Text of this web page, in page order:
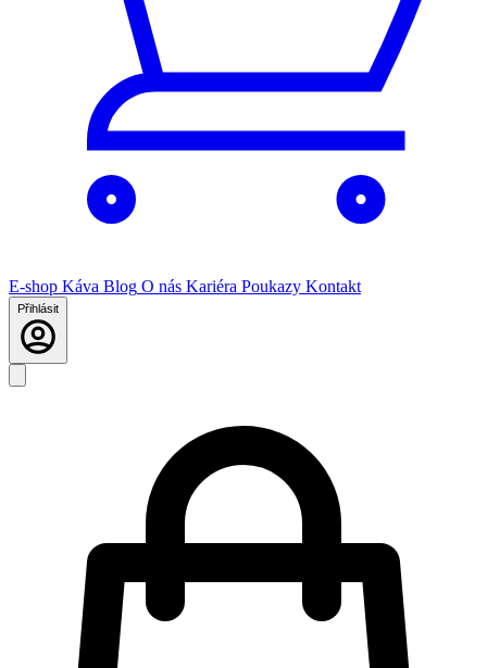
E-shop Káva Blog O nás Kariéra Poukazy Kontakt
Přihlásit